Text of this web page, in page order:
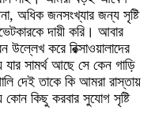
অধিক জনসংখ্যার জন্য সৃষ্টি
দায়ী করি। আবার
উল্লেখ করে রিক্সাওয়ালাদের
যার সামর্থ আছে সে কেন গাড়ি
দেই তাকে কি আমরা রাস্তায়
কোন কিছু করবার সুযোগ সৃষ্টি